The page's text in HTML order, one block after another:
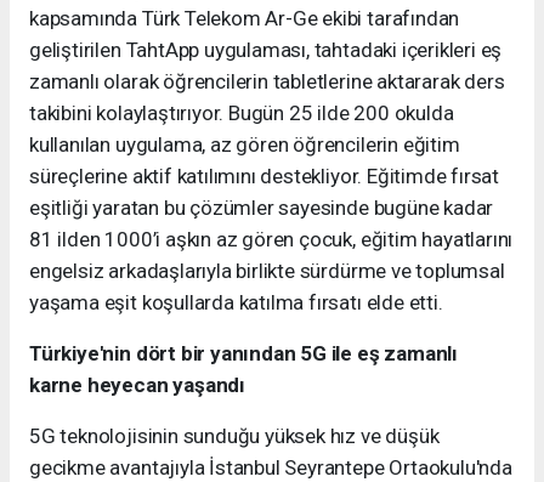
kapsamında Türk Telekom Ar-Ge ekibi tarafından
geliştirilen TahtApp uygulaması, tahtadaki içerikleri eş
zamanlı olarak öğrencilerin tabletlerine aktararak ders
takibini kolaylaştırıyor. Bugün 25 ilde 200 okulda
kullanılan uygulama, az gören öğrencilerin eğitim
süreçlerine aktif katılımını destekliyor. Eğitimde fırsat
eşitliği yaratan bu çözümler sayesinde bugüne kadar
81 ilden 1000’i aşkın az gören çocuk, eğitim hayatlarını
engelsiz arkadaşlarıyla birlikte sürdürme ve toplumsal
yaşama eşit koşullarda katılma fırsatı elde etti.
Türkiye'nin dört bir yanından 5G ile eş zamanlı
karne heyecan yaşandı
5G teknolojisinin sunduğu yüksek hız ve düşük
gecikme avantajıyla İstanbul Seyrantepe Ortaokulu'nda